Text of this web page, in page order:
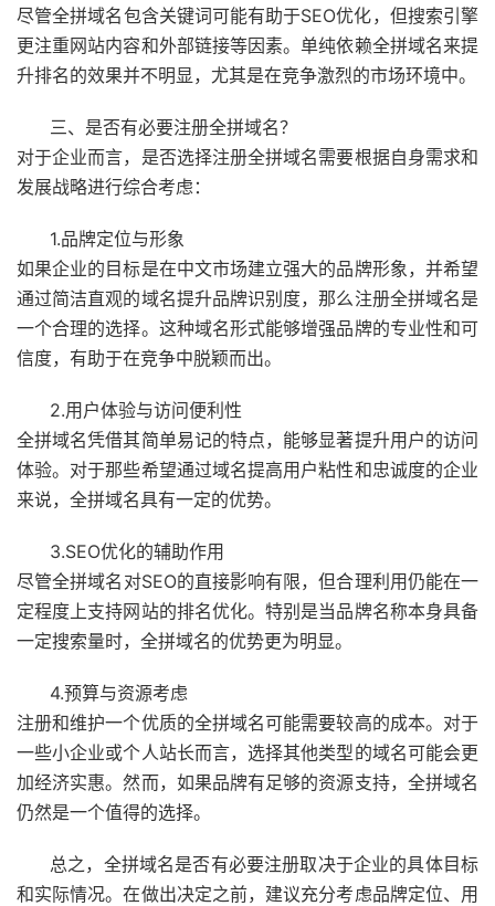
尽管全拼域名包含关键词可能有助于SEO优化，但搜索引擎
更注重网站内容和外部链接等因素。单纯依赖全拼域名来提
升排名的效果并不明显，尤其是在竞争激烈的市场环境中。
三、是否有必要注册全拼域名？
对于企业而言，是否选择注册全拼域名需要根据自身需求和
发展战略进行综合考虑：
1.品牌定位与形象
如果企业的目标是在中文市场建立强大的品牌形象，并希望
通过简洁直观的域名提升品牌识别度，那么注册全拼域名是
一个合理的选择。这种域名形式能够增强品牌的专业性和可
信度，有助于在竞争中脱颖而出。
2.用户体验与访问便利性
全拼域名凭借其简单易记的特点，能够显著提升用户的访问
体验。对于那些希望通过域名提高用户粘性和忠诚度的企业
来说，全拼域名具有一定的优势。
3.SEO优化的辅助作用
尽管全拼域名对SEO的直接影响有限，但合理利用仍能在一
定程度上支持网站的排名优化。特别是当品牌名称本身具备
一定搜索量时，全拼域名的优势更为明显。
4.预算与资源考虑
注册和维护一个优质的全拼域名可能需要较高的成本。对于
一些小企业或个人站长而言，选择其他类型的域名可能会更
加经济实惠。然而，如果品牌有足够的资源支持，全拼域名
仍然是一个值得的选择。
总之，全拼域名是否有必要注册取决于企业的具体目标
和实际情况。在做出决定之前，建议充分考虑品牌定位、用